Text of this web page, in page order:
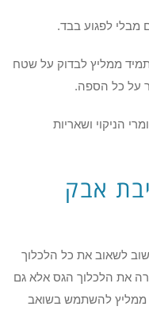
מבלי לפגוע בבד.
תמיד ממליץ לבדוק על שטח
על כל הספה.
הניקוי ושאריות
אבק
לשאוב את כל הלכלוך
את הלכלוך הגס אלא גם
ממליץ להשתמש בשואב